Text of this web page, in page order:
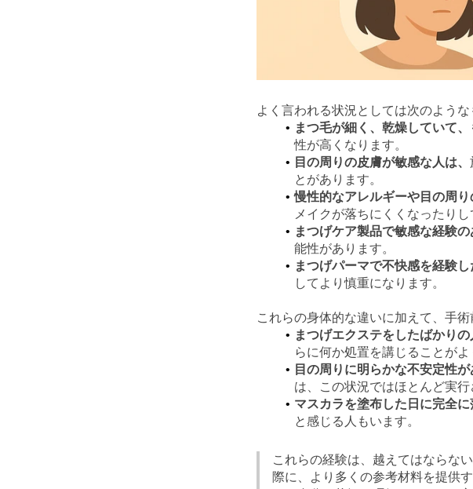
よく言われる状況としては次のよう
まつ毛が細く、乾燥していて、
性が高くなります。
目の周りの皮膚が敏感な人は、
とがあります。
慢性的なアレルギーや目の周
メイクが落ちにくくなったり
まつげケア製品で敏感な経験の
能性があります。
まつげパーマで不快感を経験し
してより慎重になります。
これらの身体的な違いに加えて、手
まつげエクステをしたばかりの
らに何か処置を講じることがよ
目の周りに明らかな不安定性
は、この状況ではほとんど実行
マスカラを塗布した日に完全
と感じる人もいます。
これらの経験は、越えてはならな
際に、より多くの参考材料を提供